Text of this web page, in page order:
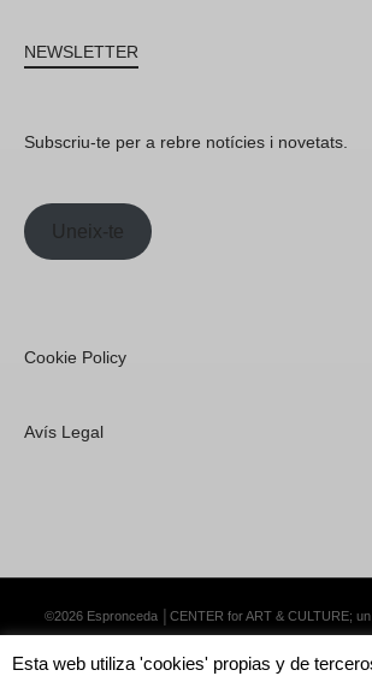
NEWSLETTER
Subscriu-te per a rebre notícies i novetats.
Uneix-te
Cookie Policy
Avís Legal
©2026 Espronceda │CENTER for ART & CULTURE;
Esta web utiliza 'cookies' propias y de